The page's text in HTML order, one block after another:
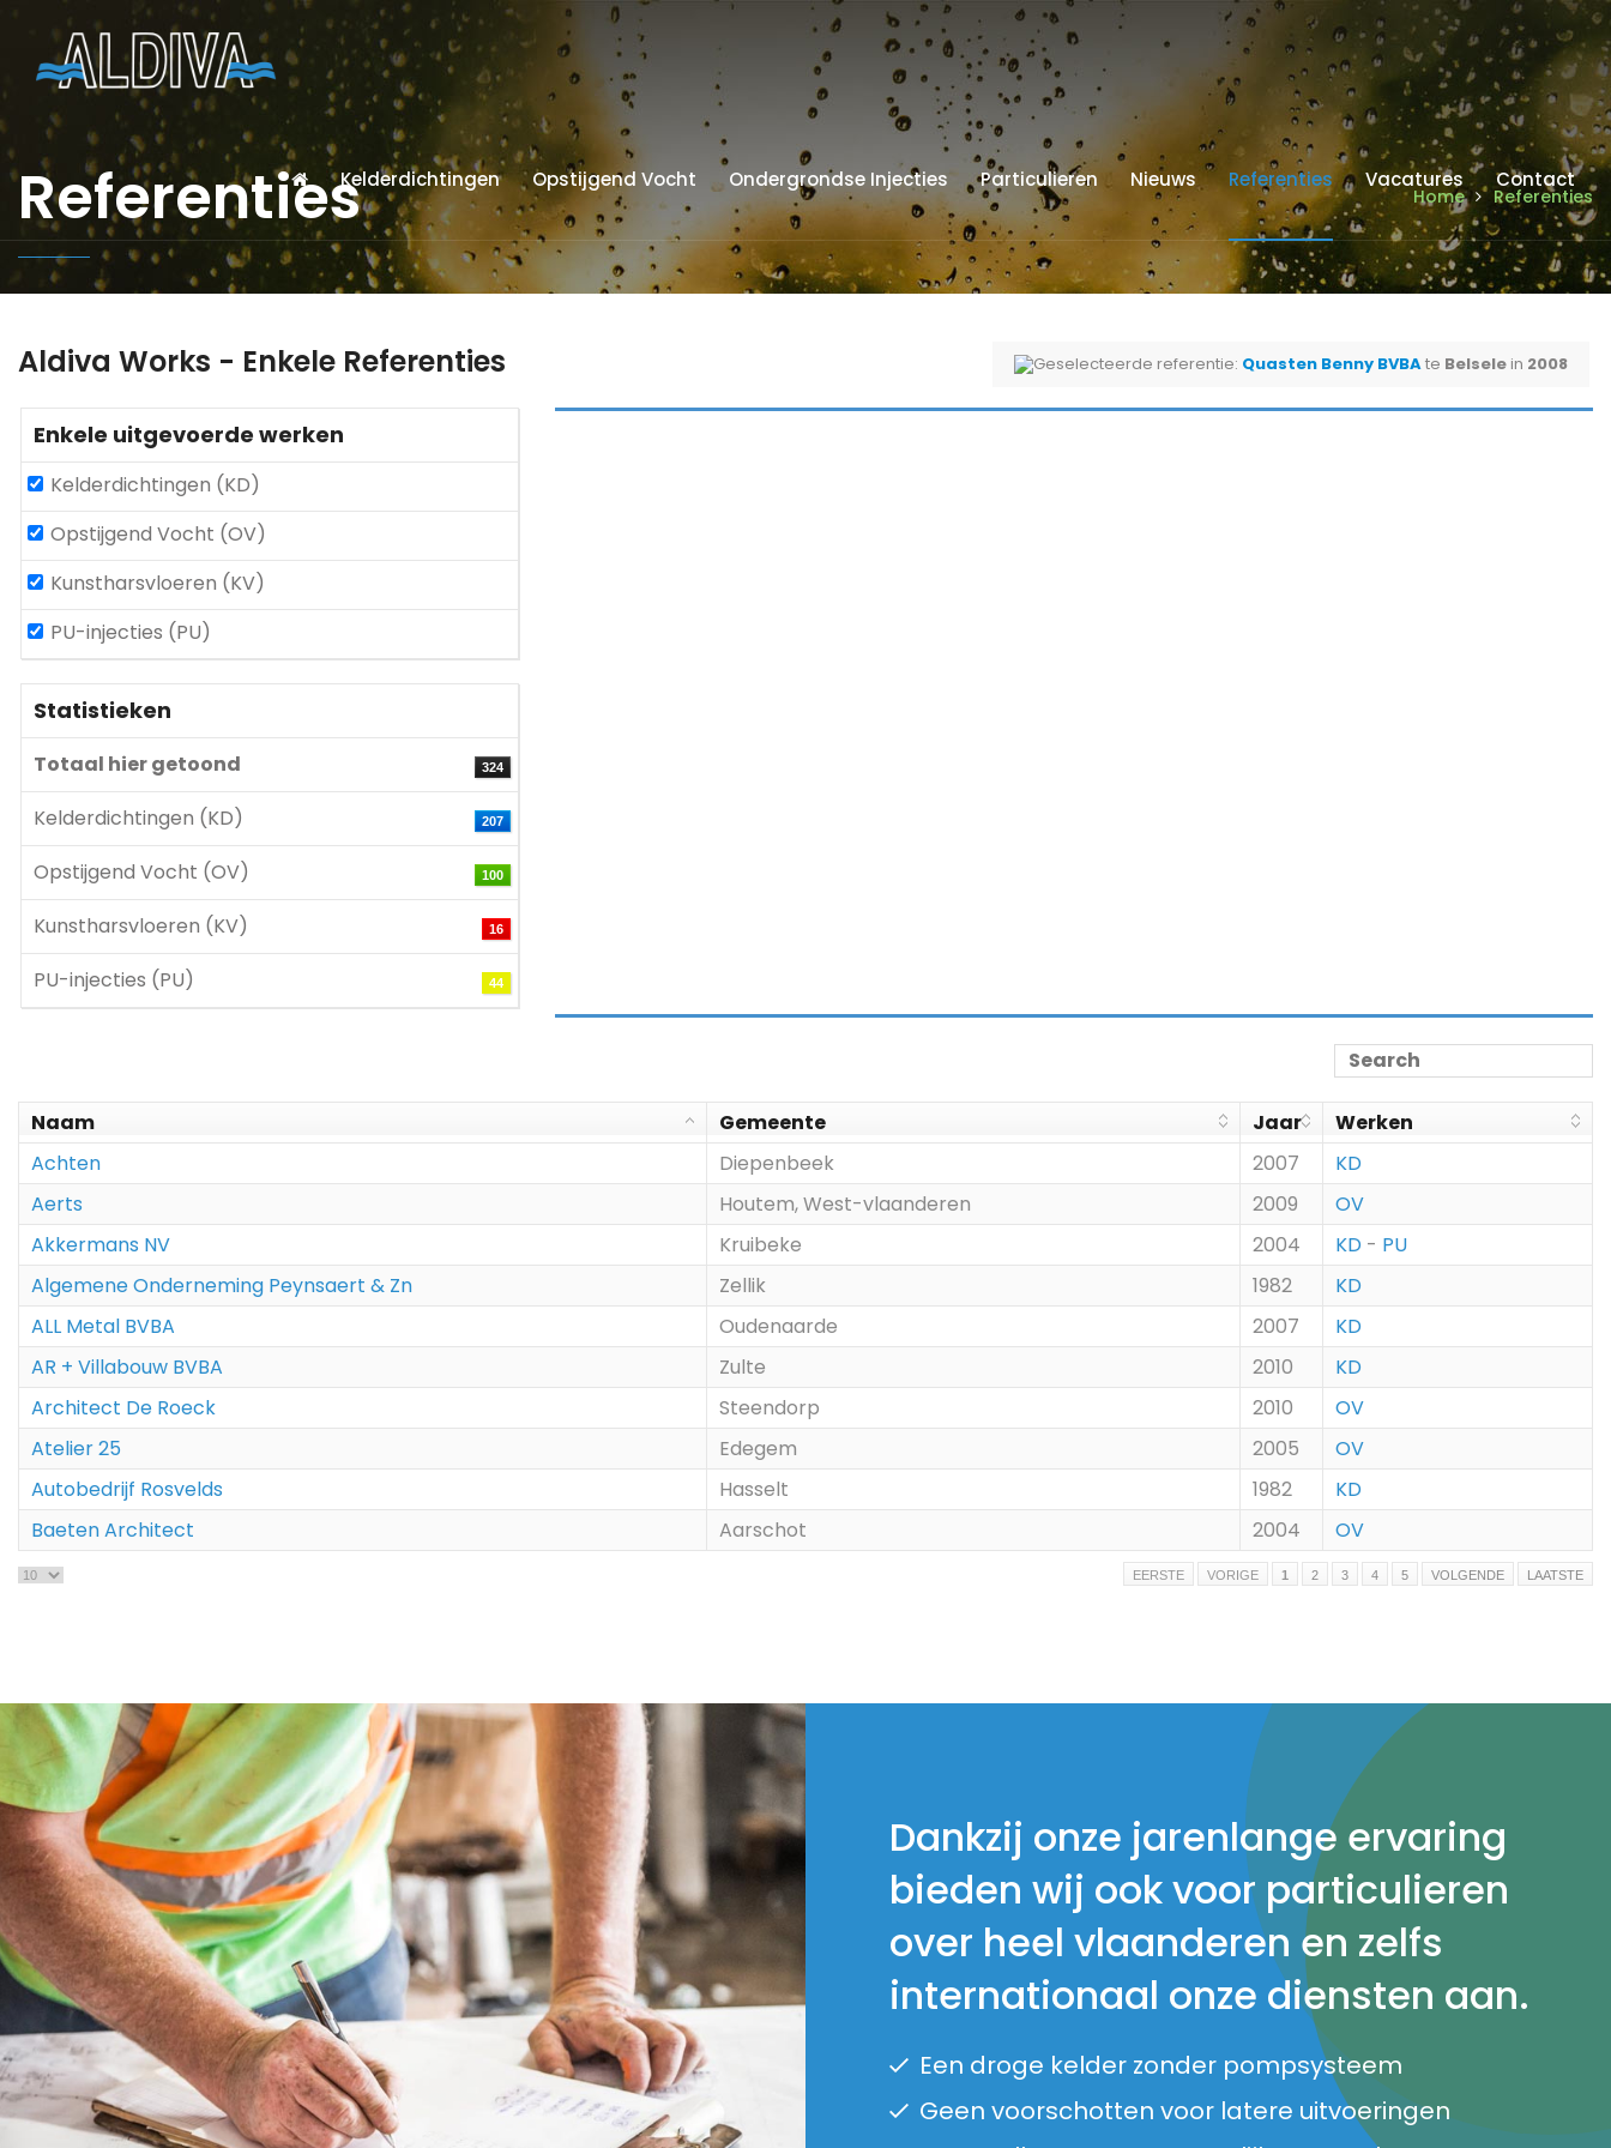
Kelderdichtingen Opstijgend Vocht Ondergrondse Injecties Particulieren Nieuws Referenties Vacatures Contact
Referenties Home Referenties
Aldiva Works - Enkele Referenties Geselecteerde referentie: Quasten Benny BVBAte Belsele in 2008
Enkele uitgevoerde werken
Kelderdichtingen (KD)
Opstijgend Vocht (OV)
Kunstharsvloeren (KV)
PU-injecties (PU)
Statistieken
Totaal hier getoond 324
Kelderdichtingen (KD) 207
Opstijgend Vocht (OV) 100
Kunstharsvloeren (KV) 16
PU-injecties (PU) 44
Naam Gemeente Jaar
Werken
Achten
Diepenbeek 2007
KD
Aerts
Houtem, West-vlaanderen 2009
OV
Akkermans NV
Kruibeke 2004 KD - PU
Algemene Onderneming Peynsaert & Zn
Zellik 1982
KD
ALL Metal BVBA
Oudenaarde 2007
KD
AR + Villabouw BVBA
Zulte 2010
KD
Architect De Roeck
Steendorp 2010
OV
Atelier 25
Edegem 2005
OV
Autobedrijf Rosvelds
Hasselt 1982
KD
Baeten Architect
Aarschot 2004 OV
EERSTE VORIGE 1 2 3 4 5 VOLGENDE LAATSTE
Dankzij onze jarenlange ervaring
bieden wij ook voor particulieren
over heel vlaanderen en zelfs
internationaal onze diensten aan.
Een droge kelder zonder pompsysteem
Geen voorschotten voor latere uitvoeringen